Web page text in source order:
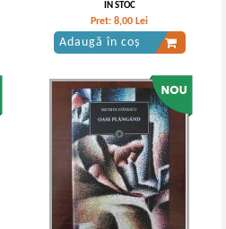
IN STOC
Pret:8,00 Lei
Adaugă în coș